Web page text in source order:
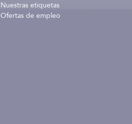
Nuestras etiquetas
Ofertas de empleo